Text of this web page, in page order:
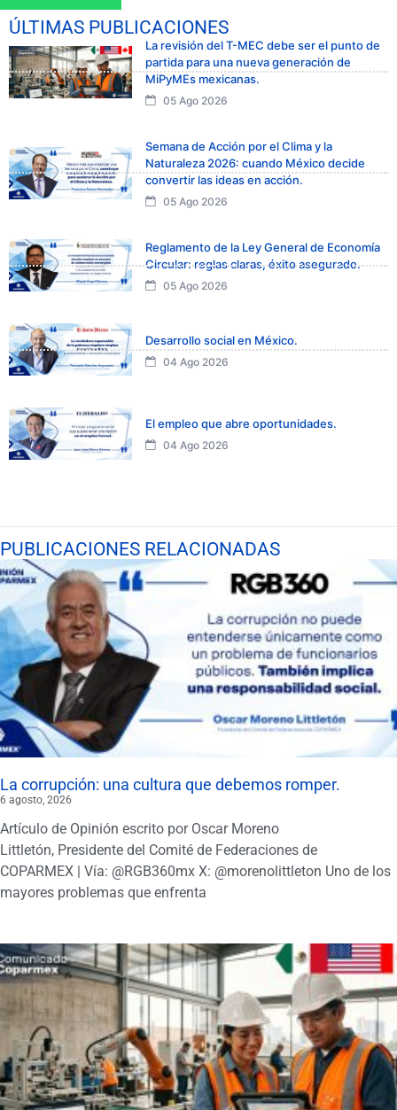
ÚLTIMAS PUBLICACIONES
La revisión del T-MEC debe ser el punto de
partida para una nueva generación de
MiPyMEs mexicanas.
05 Ago 2026
Semana de Acción por el Clima y la
Naturaleza 2026: cuando México decide
convertir las ideas en acción.
05 Ago 2026
Reglamento de la Ley General de Economía
Circular: reglas claras, éxito asegurado.
05 Ago 2026
Desarrollo social en México.
04 Ago 2026
El empleo que abre oportunidades.
04 Ago 2026
PUBLICACIONES RELACIONADAS
La corrupción: una cultura que debemos romper.
6 agosto, 2026
Artículo de Opinión escrito por Oscar Moreno
Littletón, Presidente del Comité de Federaciones de
COPARMEX | Vía: @RGB360mx X: @morenolittleton Uno de los
mayores problemas que enfrenta